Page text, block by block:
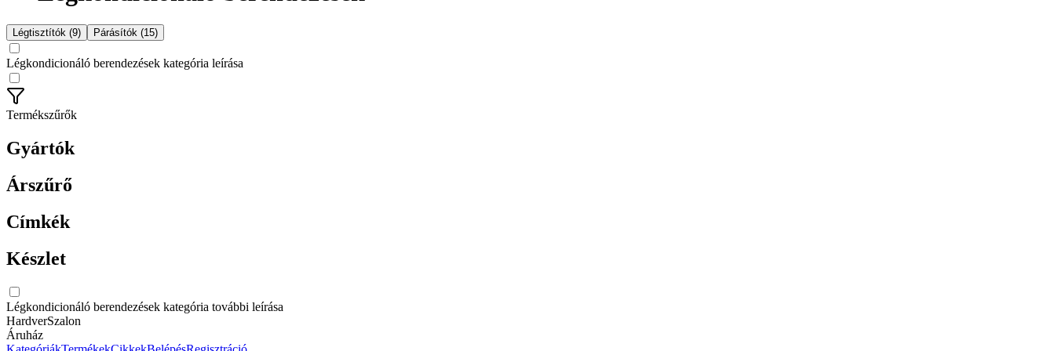
Légtisztítók (9) Párásítók (15)
Légkondicionáló berendezések kategória leírása
Termékszűrők
Gyártók
Árszűrő
Címkék
Készlet
Légkondicionáló berendezések kategória további leírása
HardverSzalon
Áruház